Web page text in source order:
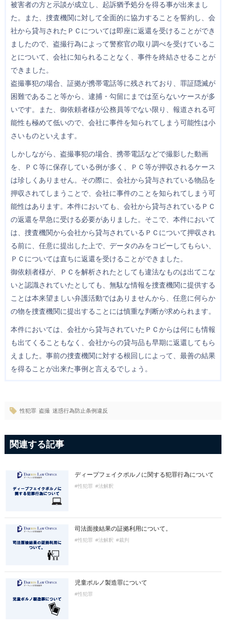
被害者の方と示談が成立し、起訴猶予処分を得る事が出来まし
た。また、捜査機関に対して全面的に協力することを誓約し、会
社から貸与されたＰＣについては即座に返還を受けることができ
ましたので、盗撮行為によって警察官の取り調べを受けているこ
とについて、会社に知られることなく、事件を終結させることが
できました。
盗撮事犯の場合、証拠が携帯電話等に残されており、罪証隠滅が
困難であること等から、逮捕・勾留にまでは至らないケースが多
いです。また、御依頼者様が公務員等でない限り、報道される可
能性も極めて低いので、会社に事件を知られてしまう可能性は小
さいものといえます。
しかしながら、盗撮事犯の場合、携帯電話などで撮影した動画
を、ＰＣ等に保存している例が多く、ＰＣ等が押収されるケース
は珍しくありません。その際に、会社から貸与されている物品を
押収されてしまうことで、会社に事件のことを知られてしまう可
能性はあります。本件においても、会社から貸与されているＰＣ
の返還を早急に受ける必要がありました。そこで、本件において
は、捜査機関から会社から貸与されているＰＣについて押収され
る前に、任意に提出した上で、データのみをコピーしてもらい、
ＰＣについては直ちに返還を受けることができました。
御依頼者様が、ＰＣを解析されたとしても違法なものは出てこな
いと認識されていたとしても、無駄な情報を捜査機関に提供する
ことは本来望ましい弁護活動ではありませんから、任意に何らか
の物を捜査機関に提出することには慎重な判断が求められます。
本件においては、会社から貸与されていたＰＣからは何にも情報
も出てくることもなく、会社からの貸与品も早期に返還してもら
えました。事前の捜査機関に対する根回しによって、最善の結果
を得ることが出来た事例と言えるでしょう。
性犯罪 盗撮 迷惑行為防止条例違反
関連する記事
ディープフェイクポルノに関する犯罪行為について
#性犯罪 #法解釈
司法面接結果の証拠利用について。
#性犯罪 #法解釈 #裁判
児童ポルノ製造罪について
#性犯罪